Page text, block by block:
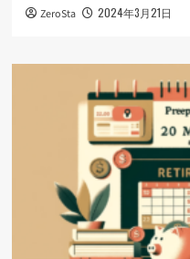
ZeroSta 2024年3月21日